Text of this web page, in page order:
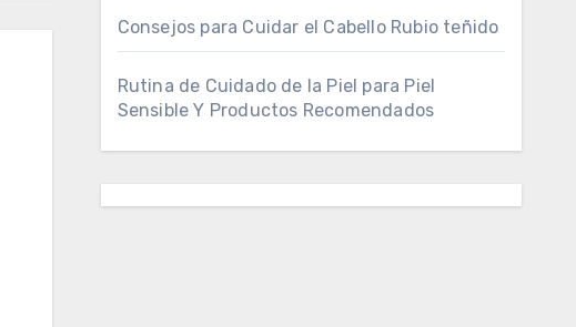
Consejos para Cuidar el Cabello Rubio teñido
Rutina de Cuidado de la Piel para Piel
Sensible Y Productos Recomendados